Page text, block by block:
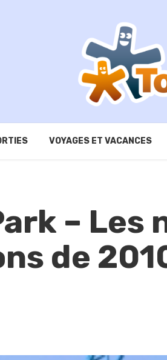
VOYAGES ET VACANCES
– Les
de